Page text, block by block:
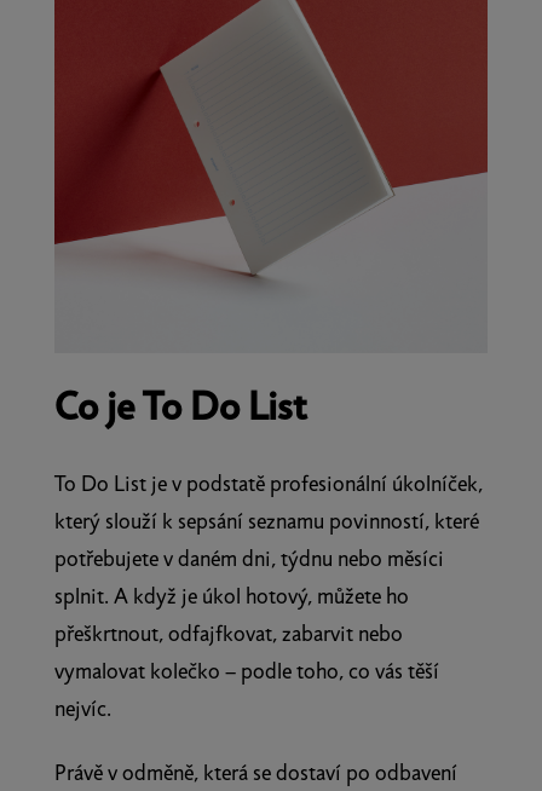
Co je To Do List
To Do List je v podstatě profesionální úkolníček,
který slouží k sepsání seznamu povinností, které
potřebujete v daném dni, týdnu nebo měsíci
splnit. A když je úkol hotový, můžete ho
přeškrtnout, odfajfkovat, zabarvit nebo
vymalovat kolečko – podle toho, co vás těší
nejvíc.
Právě v odměně, která se dostaví po odbavení